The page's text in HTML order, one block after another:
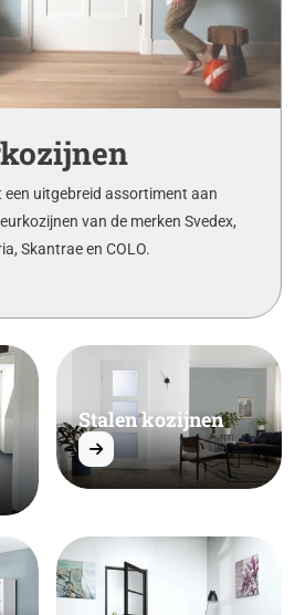
uitgebreid assortiment aan
van de merken Svedex,
Skantrae en COLO.
Stalen kozijnen